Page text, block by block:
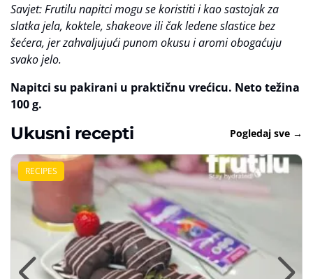
Savjet: Frutilu napitci mogu se koristiti i kao sastojak za
slatka jela, koktele, shakeove ili čak ledene slastice bez
šećera, jer zahvaljujući punom okusu i aromi obogaćuju
svako jelo.
Napitci su pakirani u praktičnu vrećicu. Neto težina
100 g.
Ukusni recepti Pogledaj sve →
RECIPES